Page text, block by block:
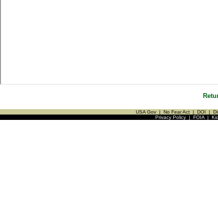
USA Gov | No Fear Act | DOI |
Privacy Policy| FOIA|